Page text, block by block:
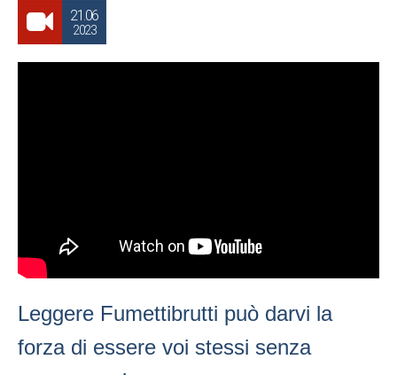
21.06
2023
Leggere Fumettibrutti può darvi la
forza di essere voi stessi senza